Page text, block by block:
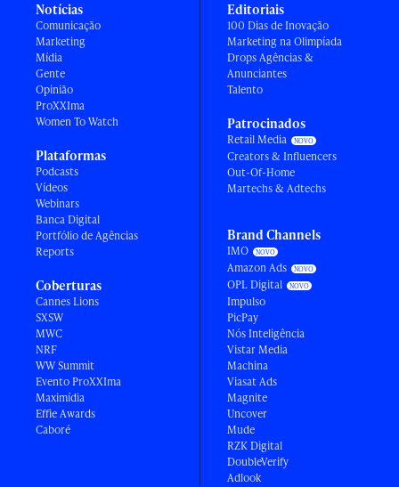
Notícias
Comunicação
Marketing
Mídia
Gente
Opinião
ProXXIma
Women To Watch
Plataformas
Podcasts
Vídeos
Webinars
Banca Digital
Portfólio de Agências
Reports
Coberturas
Cannes Lions
SXSW
MWC
NRF
WW Summit
Evento ProXXIma
Maximídia
Effie Awards
Caboré
Editoriais
100 Dias de Inovação
Marketing na Olimpíada
Drops Agências &
Anunciantes
Talento
Patrocinados
Retail Media
Creators & Influencers
Out-Of-Home
Martechs & Adtechs
Brand Channels
IMO
Amazon Ads
OPL Digital
Impulso
PicPay
Nós Inteligência
Vistar Media
Machina
Viasat Ads
Magnite
Uncover
Mude
RZK Digital
DoubleVerify
Adlook